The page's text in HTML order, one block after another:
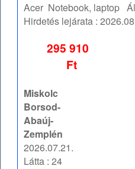
Acer Notebook, laptop
Hirdetés lejárata :
295 910
Ft
Miskolc
Borsod-
Abaúj-
Zemplén
2026.07.21.
Látta : 24